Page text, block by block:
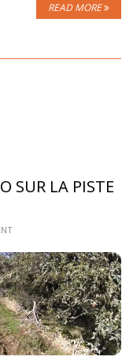
READ MORE
SUR LA PISTE